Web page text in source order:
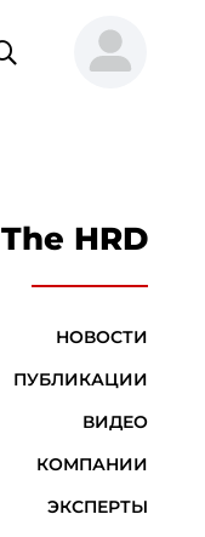
The HRD
НОВОСТИ
ПУБЛИКАЦИИ
ВИДЕО
КОМПАНИИ
ЭКСПЕРТЫ